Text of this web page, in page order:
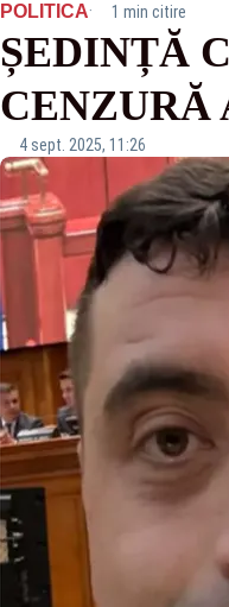
POLITICA· 1 min citire
ȘEDINȚĂ
CENZURĂ
4 sept. 2025, 11:26